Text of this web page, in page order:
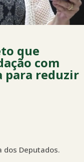
que
com
para reduzir
dos Deputados.